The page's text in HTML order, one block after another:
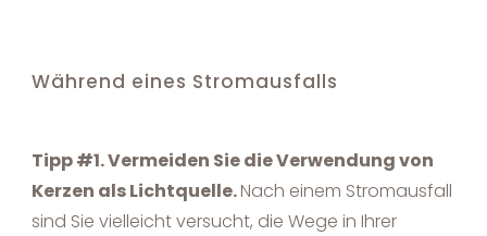
Während eines Stromausfalls
Tipp #1. Vermeiden Sie die Verwendung von
Kerzen als Lichtquelle.Nach einem Stromausfall
sind Sie vielleicht versucht, die Wege in Ihrer